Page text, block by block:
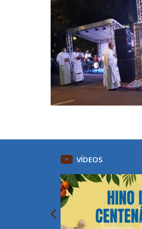
VÍDEOS